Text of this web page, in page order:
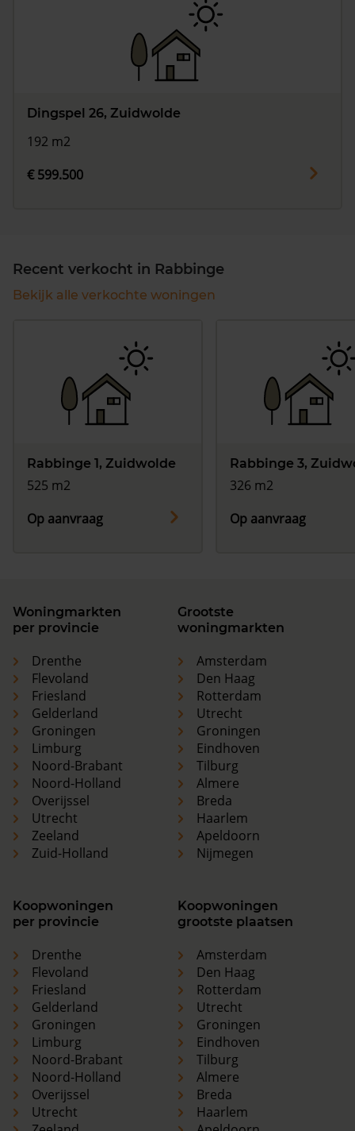
Dingspel 26, Zuidwolde
192 m2
€ 599.500
Recent verkocht in Rabbinge
Bekijk alle verkochte woningen
Rabbinge 1, Zuidwolde
525 m2
Op aanvraag
Rabbinge 3,
326 m2
Op aanvraag
Woningmarkten
per provincie
Drenthe
Flevoland
Friesland
Gelderland
Groningen
Limburg
Noord-Brabant
Noord-Holland
Overijssel
Utrecht
Zeeland
Zuid-Holland
Grootste
woningmarkten
Amsterdam
Den Haag
Rotterdam
Utrecht
Groningen
Eindhoven
Tilburg
Almere
Breda
Haarlem
Apeldoorn
Nijmegen
Koopwoningen
per provincie
Drenthe
Flevoland
Friesland
Gelderland
Groningen
Limburg
Noord-Brabant
Noord-Holland
Overijssel
Utrecht
Koopwoningen
grootste plaatsen
Amsterdam
Den Haag
Rotterdam
Utrecht
Groningen
Eindhoven
Tilburg
Almere
Breda
Haarlem